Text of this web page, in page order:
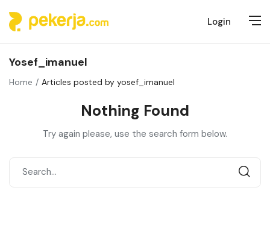
Login
Yosef_imanuel
Home Articles posted by yosef_imanuel
Nothing Found
Try again please, use the search form below.